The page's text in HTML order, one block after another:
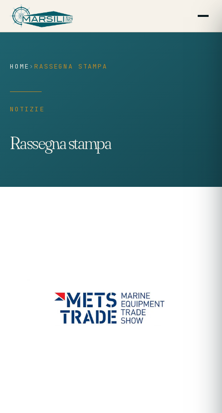
contenuto
HOME ›RASSEGNA STAMPA
NOTIZIE
Rassegna stampa